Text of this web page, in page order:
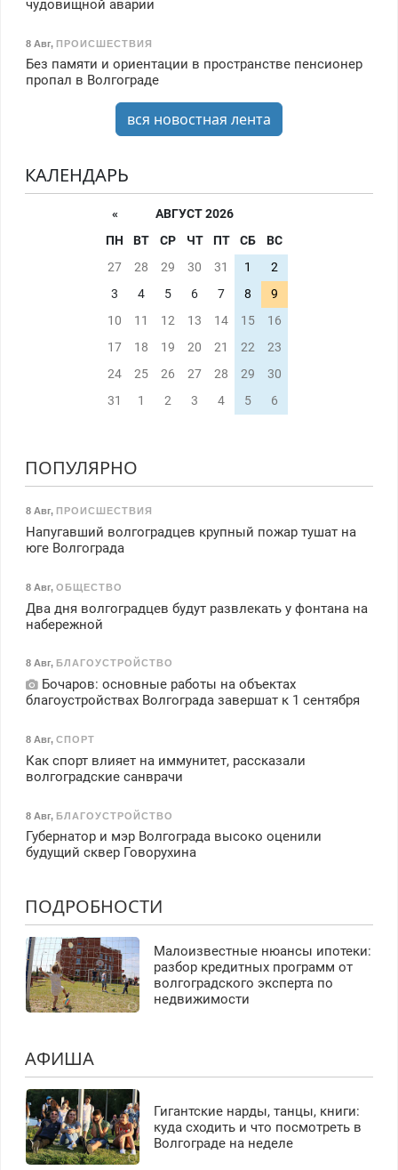
чудовищной аварии
8 Авг, ПРОИСШЕСТВИЯ
Без памяти и ориентации в пространстве пенсионер
пропал в Волгограде
вся новостная лента
КАЛЕНДАРЬ
«
АВГУСТ 2026
ПН
ВТ СР ЧТ ПТ СБ
ВС
27
28 29 30 31 1
2
3
4 5 6 7 8
9
10
11 12 13 14 15
16
17
18 19 20 21 22
23
24
25 26 27 28 29
30
31
1 2 3 4 5 6
ПОПУЛЯРНО
8 Авг, ПРОИСШЕСТВИЯ
Напугавший волгоградцев крупный пожар тушат на
юге Волгограда
8 Авг, ОБЩЕСТВО
Два дня волгоградцев будут развлекать у фонтана на
набережной
8 Авг, БЛАГОУСТРОЙСТВО
Бочаров: основные работы на объектах
благоустройствах Волгограда завершат к 1 сентября
8 Авг, СПОРТ
Как спорт влияет на иммунитет, рассказали
волгоградские санврачи
8 Авг, БЛАГОУСТРОЙСТВО
Губернатор и мэр Волгограда высоко оценили
будущий сквер Говорухина
ПОДРОБНОСТИ
Малоизвестные нюансы ипотеки:
разбор кредитных программ от
волгоградского эксперта по
недвижимости
АФИША
Гигантские нарды, танцы, книги:
куда сходить и что посмотреть в
Волгограде на неделе